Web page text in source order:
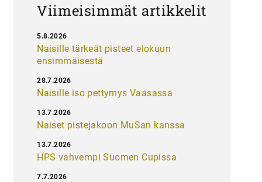
Viimeisimmät artikkelit
Naisille tärkeät pisteet elokuun
ensimmäisestä
5.8.2026
Naisille iso pettymys Vaasassa
28.7.2026
Naiset pistejakoon MuSan kanssa
13.7.2026
HPS vahvempi Suomen Cupissa
13.7.2026
7.7.2026